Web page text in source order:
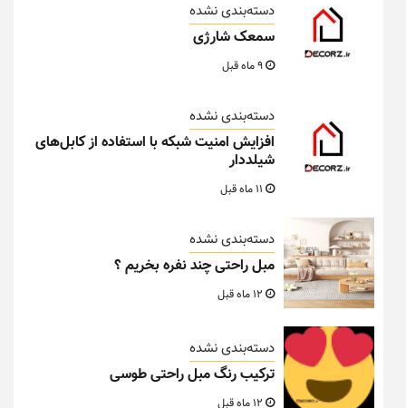
دسته‌بندی نشده
سمعک شارژی
دسته‌بندی نشده
افزایش امنیت شبکه با استفاده از کابل‌های
شیلددار
دسته‌بندی نشده
مبل راحتی چند نفره بخریم ؟
دسته‌بندی نشده
ترکیب رنگ مبل راحتی طوسی